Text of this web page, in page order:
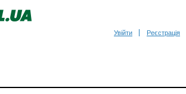
Увійти Реєстрація